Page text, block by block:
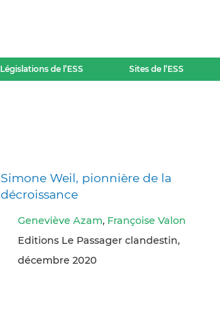
Législations de l’ESS Sites de l’ESS
Simone Weil, pionnière de la
décroissance
Geneviève Azam, Françoise Valon
Editions Le Passager clandestin,
décembre 2020